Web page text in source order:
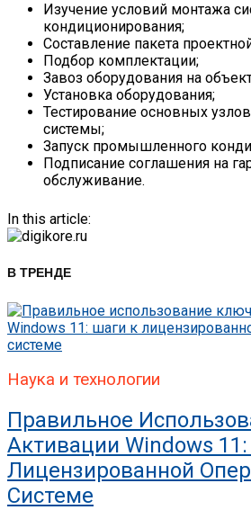
Изучение условий монтажа
кондиционирования;
Составление пакета
Подбор комплектации;
Завоз оборудования на
Установка оборудования;
Тестирование основных
системы;
Запуск промышленного
Подписание соглашения на
обслуживание.
In this article:
В ТРЕНДЕ
Наука и технологии
Правильное
Активации Windows
Лицензированной
Системе